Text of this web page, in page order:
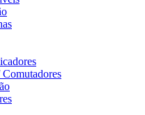
Comutadores